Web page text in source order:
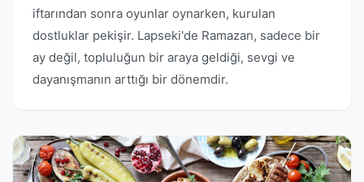
iftarından sonra oyunlar oynarken, kurulan
dostluklar pekişir. Lapseki'de Ramazan, sadece bir
ay değil, topluluğun bir araya geldiği, sevgi ve
dayanışmanın arttığı bir dönemdir.